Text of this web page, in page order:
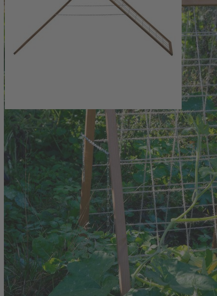
Erbsen geeignet
Einsetzbar im Beet oder als Ergänzung zum Hochbeet
Lieferung als Bausatz inklusive Montageanleitung
Das Holz für unsere Artikel wird sorgfältig ausgewählt. Es ist ein
Naturprodukt mit Besonderheiten, die nur zum Teil in der
Herstellung beeinflussbar sind. Leichte Abweichungen in Wuchs,
Farbe und Maserung und ein dadurch bedingtes Verziehen sind
nicht komplett vermeidbar. Auch kleine Krümmungen und Risse
sind kein Qualitätsmangel, sondern ein natürlicher Prozess beim
Trocknen des Holzes. Astbildungen gehören zum natürlichen
Erscheinungsbild vom Holz und trotz genauer Qualitätskontrolle
lassen sich Astlöcher sowie kleine Spalten und raue Stellen nicht
immer vermeiden und stellen keine Qualitätsminderung dar. Ein
weiterer natürlicher Prozess und somit kein Mangel ist das Austreten
von Harz bzw. Gerbsäure bei Eichenholz.
Das Produkt wird als Bausatz inklusive Aufbauanleitung geliefert.
Versandinformationen: Das Produkt kann nicht an die Packstation
geliefert werden.